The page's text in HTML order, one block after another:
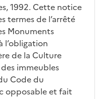
1992. Cette notice
termes de l’arrêté
Monuments
l’obligation
de la Culture
immeubles
Code du
opposable et fait